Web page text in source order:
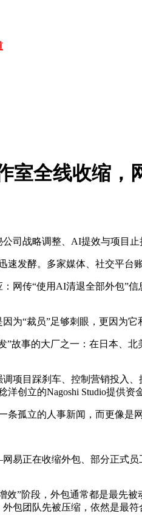
室全线收缩，
司战略调整、AI提效与项目
速发酵。多家媒体、社交平台
网传“使用AI清退全部外包”
为“裁员”足够刺眼，更因为
”故事的大厂之一：在日本、
项目踩刹车、控制营销投入
创立的Nagoshi Studio提供资
条孤立的人事新闻，而更像是
正在收缩外包、部分正式
效”阶段，外包通常都是最先
包团队先被压缩，依然是最符